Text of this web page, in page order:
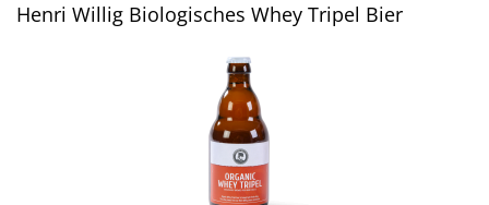
Henri Willig Biologisches Whey Tripel Bier